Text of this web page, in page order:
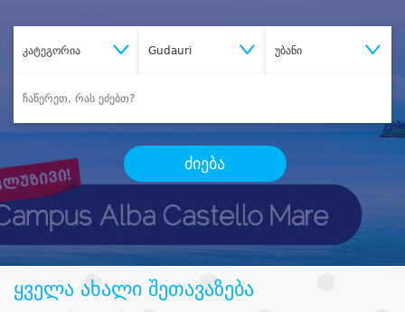
კატეგორია Gudauri უბანი
ძიება
ყველა ახალი შეთავაზება